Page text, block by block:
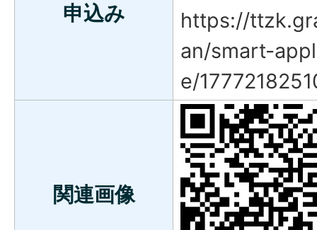
申込み
https://
an/smart-
e/
関連画像